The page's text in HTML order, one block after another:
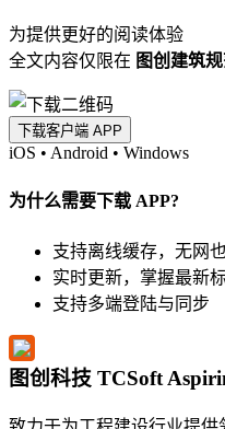
为提供更好的阅读体验
全文内容仅限在 图创建筑
下载客户端 APP
iOS • Android • Windows
为什么需要下载 APP?
支持离线缓存，无网
实时更新，掌握最新
支持多端登陆与同步
图创科技 TCSoft